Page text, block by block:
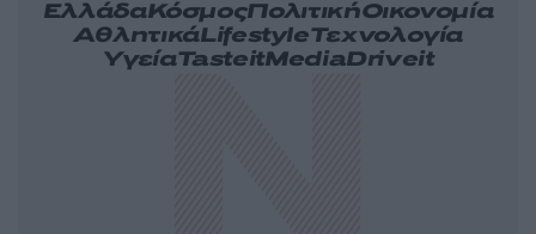
ΕλλάδαΚόσμοςΠολιτικήΟικονομία
ΑθλητικάLifestyleΤεχνολογία
ΥγείαTasteitMediaDriveit